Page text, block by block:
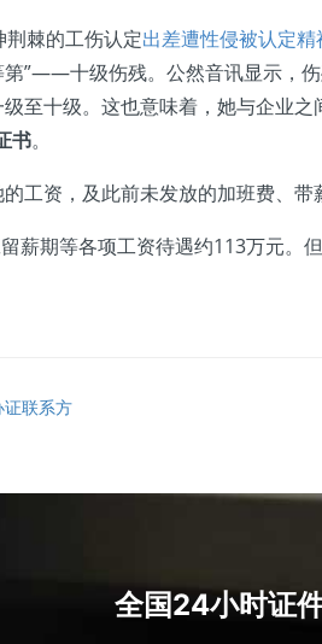
棘的工伤认定出差遭性侵被认定
第”——十级伤残。公然音讯显示，
至十级。这也意味着，她与企业之
书。
资，及此前未发放的加班费、带
期等各项工资待遇约113万元。
联系方
全国24小时证